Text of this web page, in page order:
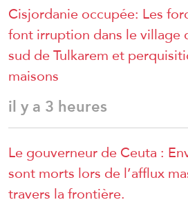
Cisjordanie occupée: Les
font irruption dans le village
sud de Tulkarem et
maisons
il y a 3 heures
Le gouverneur de Ceuta :
sont morts lors de l’afflux
travers la frontière.